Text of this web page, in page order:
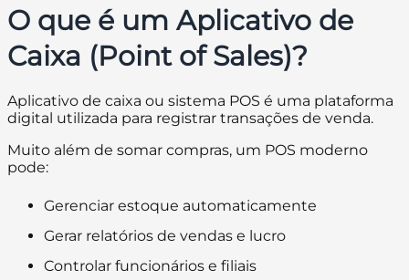
O que é um Aplicativo de
Caixa (Point of Sales)?
Aplicativo de caixa ou sistema POS é uma plataforma
digital utilizada para registrar transações de venda.
Muito além de somar compras, um POS moderno
pode:
Gerenciar estoque automaticamente
Gerar relatórios de vendas e lucro
Controlar funcionários e filiais